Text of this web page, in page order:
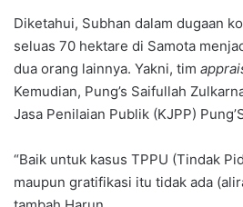
Diketahui, Subhan dalam dugaan
seluas 70 hektare di Samota
dua orang lainnya. Yakni, tim
Kemudian, Pung’s Saifullah
Jasa Penilaian Publik (KJPP)
“Baik untuk kasus TPPU (Tindak
maupun gratifikasi itu tidak ada